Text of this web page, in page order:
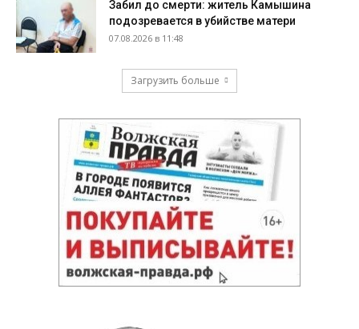
Забил до смерти: житель Камышина
подозревается в убийстве матери
07.08.2026 в 11:48
Загрузить больше